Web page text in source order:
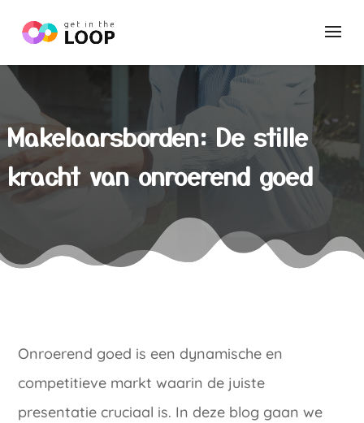
Makelaarsborden: De stille
kracht van onroerend goed
Onroerend goed is een dynamische en
competitieve markt waarin de juiste
presentatie cruciaal is. In deze blog gaan we